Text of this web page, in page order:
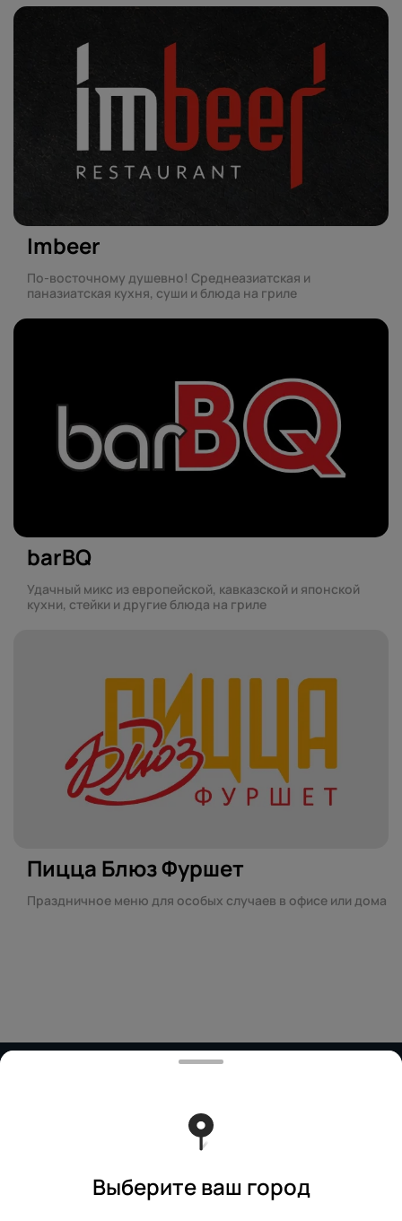
Imbeer
По-восточному душевно! Среднеазиатская и
паназиатская кухня, суши и блюда на гриле
barBQ
Удачный микс из европейской, кавказской и японской
кухни, стейки и другие блюда на гриле
Пицца Блюз Фуршет
Праздничное меню для особых случаев в офисе или дома
Политика конфиденциальности
Выберите ваш город